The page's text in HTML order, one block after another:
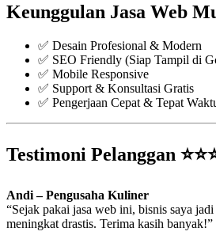
Keunggulan Jasa Web
✅ Desain Profesional & Modern
✅ SEO Friendly (Siap Tampil di
✅ Mobile Responsive
✅ Support & Konsultasi Gratis
✅ Pengerjaan Cepat & Tepat
Testimoni Pelanggan
Andi – Pengusaha Kuliner
“Sejak pakai jasa web ini, bisnis saya
meningkat drastis. Terima kasih banyak!”